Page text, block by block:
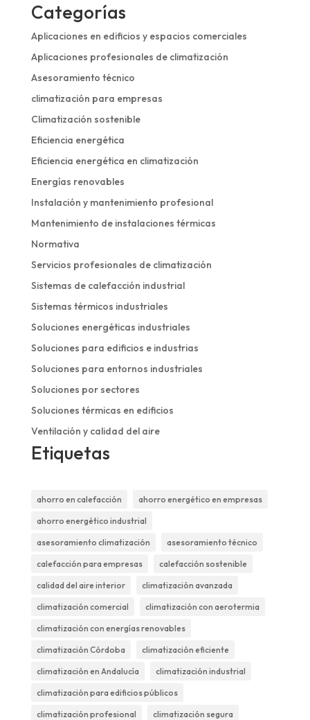
Categorías
Aplicaciones en edificios y espacios comerciales
Aplicaciones profesionales de climatización
Asesoramiento técnico
climatización para empresas
Climatización sostenible
Eficiencia energética
Eficiencia energética en climatización
Energías renovables
Instalación y mantenimiento profesional
Mantenimiento de instalaciones térmicas
Normativa
Servicios profesionales de climatización
Sistemas de calefacción industrial
Sistemas térmicos industriales
Soluciones energéticas industriales
Soluciones para edificios e industrias
Soluciones para entornos industriales
Soluciones por sectores
Soluciones térmicas en edificios
Ventilación y calidad del aire
Etiquetas
ahorro en calefacción ahorro energético en empresas
ahorro energético industrial
asesoramiento climatización asesoramiento técnico
calefacción para empresas calefacción sostenible
calidad del aire interior climatización avanzada
climatización comercial climatización con aerotermia
climatización con energías renovables
climatización Córdoba climatización eficiente
climatización en Andalucía climatización industrial
climatización para edificios públicos
climatización profesional climatización segura